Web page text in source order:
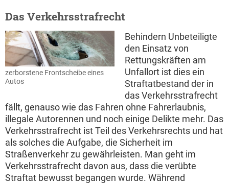
Das Verkehrsstrafrecht
zerborstene Frontscheibe eines
Autos
Behindern Unbeteiligte
den Einsatz von
Rettungskräften am
Unfallort ist dies ein
Straftatbestand der in
das Verkehrsstrafrecht
fällt, genauso wie das Fahren ohne Fahrerlaubnis,
illegale Autorennen und noch einige Delikte mehr. Das
Verkehrsstrafrecht ist Teil des Verkehrsrechts und hat
als solches die Aufgabe, die Sicherheit im
Straßenverkehr zu gewährleisten. Man geht im
Verkehrsstrafrecht davon aus, dass die verübte
Straftat bewusst begangen wurde. Während